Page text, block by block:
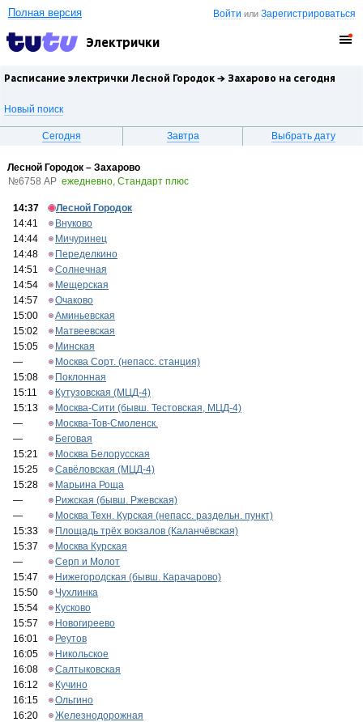
Войти илиЗарегистрироваться
Полная версия
Электрички
Расписание электрички Лесной Городок → Захарово на сегодня
Новый поиск
Сегодня Завтра Выбрать дату
Лесной Городок – Захарово
№6758 АР ежедневно, Стандарт плюс
14:37
Лесной Городок
14:41
Внуково
14:44
Мичуринец
14:48
Переделкино
14:51
Солнечная
14:54
Мещерская
14:57
Очаково
15:00
Аминьевская
15:02
Матвеевская
15:05
Минская
—
Москва Сорт. (непасс. станция)
15:08
Поклонная
15:11
Кутузовская (МЦД-4)
15:13
Москва-Сити (бывш. Тестовская, МЦД-4)
—
Москва-Тов-Смоленск.
—
Беговая
15:21
Москва Белорусская
15:25
Савёловская (МЦД-4)
15:28
Марьина Роща
—
Рижская (бывш. Ржевская)
—
Москва Техн. Курская (непасс. раздельн. пункт)
15:33
Площадь трёх вокзалов (Каланчёвская)
15:37
Москва Курская
—
Серп и Молот
15:47
Нижегородская (бывш. Карачарово)
15:50
Чухлинка
15:54
Кусково
15:57
Новогиреево
16:01
Реутов
16:05
Никольское
16:08
Салтыковская
16:12
Кучино
16:15
Ольгино
16:20
Железнодорожная